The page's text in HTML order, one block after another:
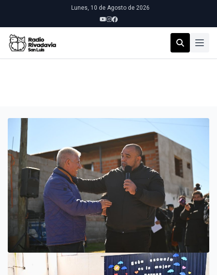
Lunes, 10 de Agosto de 2026
VILLA MERCEDES